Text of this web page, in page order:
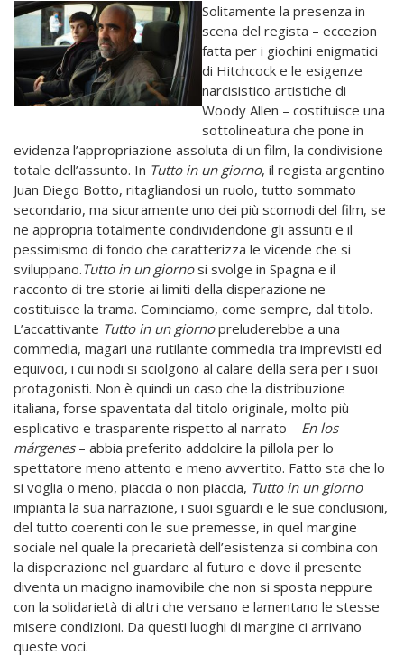
Solitamente la presenza in
scena del regista – eccezion
fatta per i giochini enigmatici
di Hitchcock e le esigenze
narcisistico artistiche di
Woody Allen – costituisce una
sottolineatura che pone in
evidenza l’appropriazione assoluta di un film, la condivisione
totale dell’assunto. In Tutto in un giorno, il regista argentino
Juan Diego Botto, ritagliandosi un ruolo, tutto sommato
secondario, ma sicuramente uno dei più scomodi del film, se
ne appropria totalmente condividendone gli assunti e il
pessimismo di fondo che caratterizza le vicende che si
sviluppano.Tutto in un giornosi svolge in Spagna e il
racconto di tre storie ai limiti della disperazione ne
costituisce la trama. Cominciamo, come sempre, dal titolo.
L’accattivante Tutto in un giornopreluderebbe a una
commedia, magari una rutilante commedia tra imprevisti ed
equivoci, i cui nodi si sciolgono al calare della sera per i suoi
protagonisti. Non è quindi un caso che la distribuzione
italiana, forse spaventata dal titolo originale, molto più
esplicativo e trasparente rispetto al narrato – En los
márgenes– abbia preferito addolcire la pillola per lo
spettatore meno attento e meno avvertito. Fatto sta che lo
si voglia o meno, piaccia o non piaccia, Tutto in un giorno
impianta la sua narrazione, i suoi sguardi e le sue conclusioni,
del tutto coerenti con le sue premesse, in quel margine
sociale nel quale la precarietà dell’esistenza si combina con
la disperazione nel guardare al futuro e dove il presente
diventa un macigno inamovibile che non si sposta neppure
con la solidarietà di altri che versano e lamentano le stesse
misere condizioni. Da questi luoghi di margine ci arrivano
queste voci.